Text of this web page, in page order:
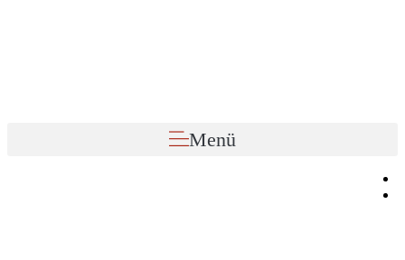
Menü